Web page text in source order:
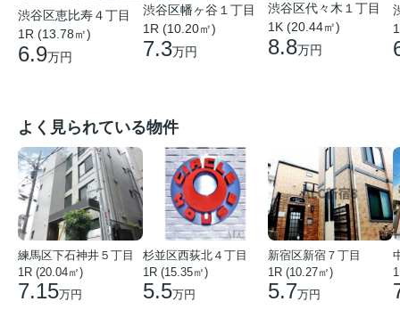
渋谷区恵比寿４丁目
1R (13.78㎡)
6.9万円
渋谷区幡ヶ谷１丁目
1R (10.20㎡)
7.3万円
渋谷区代々木１丁目
1K (20.44㎡)
8.8万円
よく見られている物件
練馬区下石神井５丁目
1R (20.04㎡)
7.15万円
杉並区西荻北４丁目
1R (15.35㎡)
5.5万円
新宿区新宿７丁目
1R (10.27㎡)
5.7万円